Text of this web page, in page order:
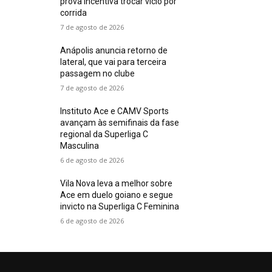
corrida
7 de agosto de 2026
Anápolis anuncia retorno de
lateral, que vai para terceira
passagem no clube
7 de agosto de 2026
Instituto Ace e CAMV Sports
avançam às semifinais da fase
regional da Superliga C
Masculina
6 de agosto de 2026
Vila Nova leva a melhor sobre
Ace em duelo goiano e segue
invicto na Superliga C Feminina
6 de agosto de 2026